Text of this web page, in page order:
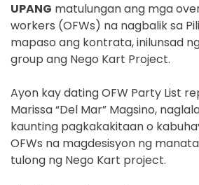
UPANG matulungan ang mga
workers (OFWs) na nagbalik sa
mapaso ang kontrata, inilunsad
group ang Nego Kart Project.
Ayon kay dating OFW Party List
Marissa “Del Mar” Magsino,
kaunting pagkakakitaan o
OFWs na magdesisyon ng
tulong ng Nego Kart project.